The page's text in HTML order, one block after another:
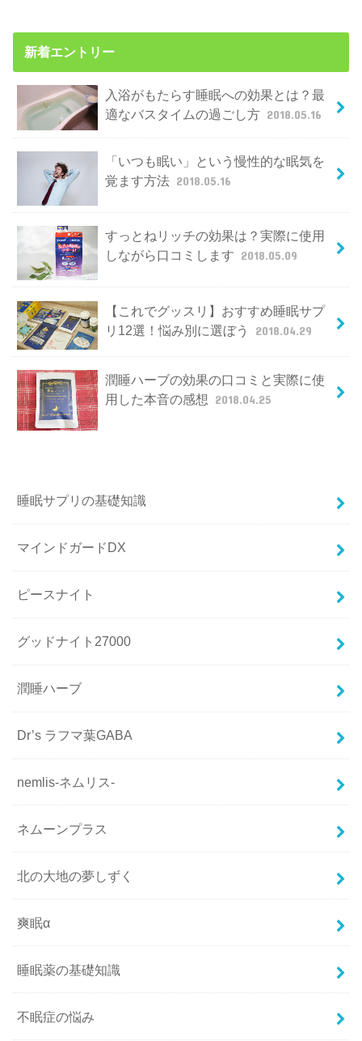
新着エントリー
入浴がもたらす睡眠への効果とは？最
適なバスタイムの過ごし方 2018.05.16
「いつも眠い」という慢性的な眠気を
覚ます方法 2018.05.16
すっとねリッチの効果は？実際に使用
しながら口コミします 2018.05.09
【これでグッスリ】おすすめ睡眠サプ
リ12選！悩み別に選ぼう
2018.04.29
潤睡ハーブの効果の口コミと実際に使
用した本音の感想 2018.04.25
睡眠サプリの基礎知識
マインドガードDX
ピースナイト
グッドナイト27000
潤睡ハーブ
Dr’s ラフマ葉GABA
nemlis-ネムリス-
ネムーンプラス
北の大地の夢しずく
爽眠α
睡眠薬の基礎知識
不眠症の悩み